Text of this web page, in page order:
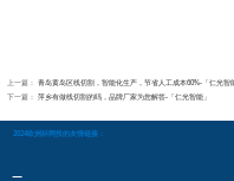
上一篇： 青岛黄岛区线切割，智能化生产，节省人工成本60%-「仁光智
下一篇： 萍乡有做线切割的吗，品牌厂家为您解答-「仁光智能」
2024欧洲杯网投的友情链接：